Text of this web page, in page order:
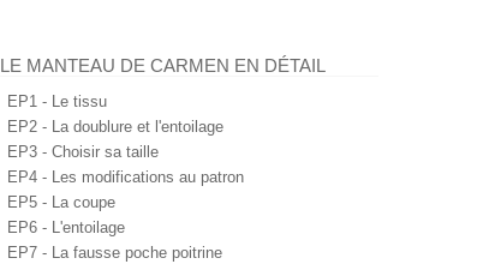
LE MANTEAU DE CARMEN EN DÉTAIL
EP1 - Le tissu
EP2 - La doublure et l'entoilage
EP3 - Choisir sa taille
EP4 - Les modifications au patron
EP5 - La coupe
EP6 - L'entoilage
EP7 - La fausse poche poitrine